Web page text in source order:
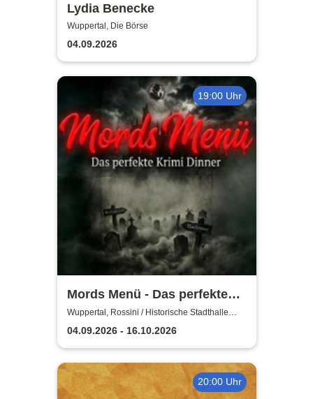
Lydia Benecke
Wuppertal, Die Börse
04.09.2026
19:00 Uhr
Mords Menü - Das perfekte
Krimi Dinner
Wuppertal, Rossini / Historische Stadthalle
Wuppertal
04.09.2026 - 16.10.2026
20:00 Uhr